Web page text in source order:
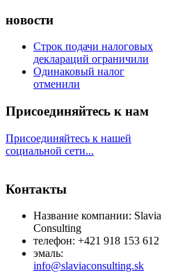
новости
Строк подачи налоговых
деклараций ограничили
Одинаковый налог
отменили
Присоединяйтесь к нам
Присоединяйтесь к нашей
социальной сети...
Контакты
Название компании: Slavia
Consulting
телефон: +421 918 153 612
эмаль:
info@slaviaconsulting.sk